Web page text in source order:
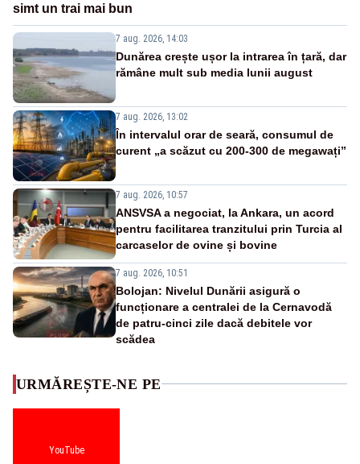
simt un trai mai bun
7 aug. 2026, 14:03
Dunărea crește ușor la intrarea în țară, dar
rămâne mult sub media lunii august
7 aug. 2026, 13:02
În intervalul orar de seară, consumul de
curent „a scăzut cu 200-300 de megawați”
7 aug. 2026, 10:57
ANSVSA a negociat, la Ankara, un acord
pentru facilitarea tranzitului prin Turcia al
carcaselor de ovine și bovine
7 aug. 2026, 10:51
Bolojan: Nivelul Dunării asigură o
funcționare a centralei de la Cernavodă
de patru-cinci zile dacă debitele vor
scădea
URMĂREȘTE-NE PE
YouTube